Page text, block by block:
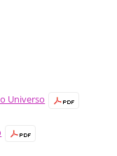
Universo